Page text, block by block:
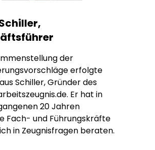
der
erfolgte
Schiller, Gründer des
Er hat in
20 Jahren
Fach- und Führungskräfte
in Zeugnisfragen beraten.